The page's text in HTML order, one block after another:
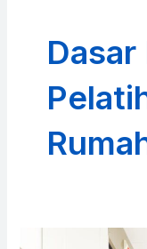
Dasar